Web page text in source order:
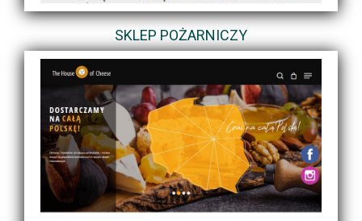
SKLEP POŻARNICZY